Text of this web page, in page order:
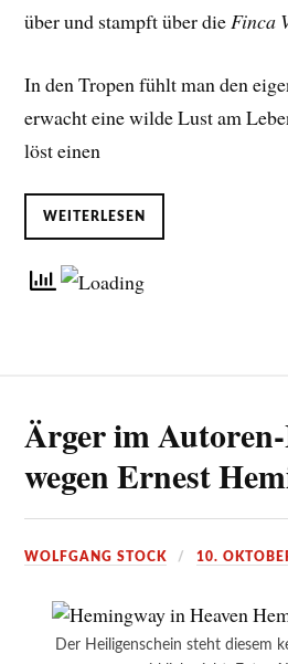
über und stampft über dieFinca
In den Tropen fühlt man den
erwacht eine wilde Lust am
löst einen
WEITERLESEN
Ärger im
wegen Ernest
WOLFGANG STOCK 10.
Der Heiligenschein steht diesem